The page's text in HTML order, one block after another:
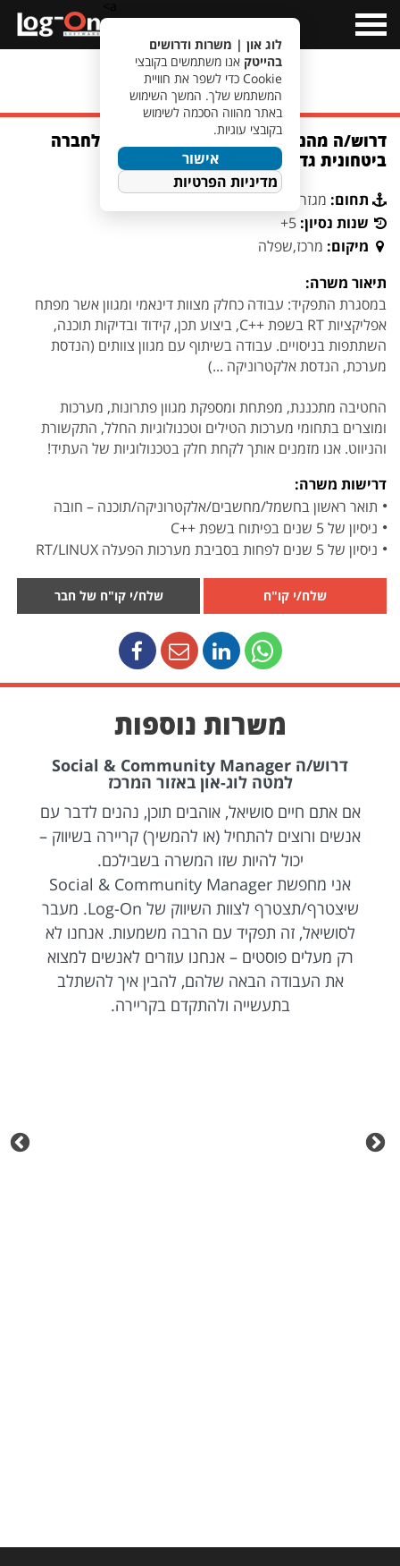
Menu
מעבר לחיפוש משרות
דרוש/ה מהנדס/ת תוכנה אפליקציות RT לחברה
ביטחונית גדולה באזור המרכז
תחום: מגזר ביטחוני
שנות נסיון: 5+
מיקום: מרכז,שפלה
תיאור משרה:
במסגרת התפקיד: עבודה כחלק מצוות דינאמי ומגוון אשר מפתח
אפליקציות RT בשפת ++C, ביצוע תכן, קידוד ובדיקות תוכנה,
השתתפות בניסויים. עבודה בשיתוף עם מגוון צוותים (הנדסת
מערכת, הנדסת אלקטרוניקה ...)
החטיבה מתכננת, מפתחת ומספקת מגוון פתרונות, מערכות
ומוצרים בתחומי מערכות הטילים וטכנולוגיות החלל, התקשורת
והניווט. אנו מזמנים אותך לקחת חלק בטכנולוגיות של העתיד!
דרישות משרה:
תואר ראשון בחשמל/מחשבים/אלקטרוניקה/תוכנה – חובה
ניסיון של 5 שנים בפיתוח בשפת ++C
ניסיון של 5 שנים לפחות בסביבת מערכות הפעלה RT/LINUX
שלח/י קו"ח שלח/י קו"ח של חבר
משרות נוספות
דרוש/ה Social & Community Manager
למטה לוג-און באזור המרכז
אם אתם חיים סושיאל, אוהבים תוכן, נהנים לדבר עם
אנשים ורוצים להתחיל (או להמשיך) קריירה בשיווק –
יכול להיות שזו המשרה בשבילכם.
אני מחפשת Social & Community Manager
שיצטרף/תצטרף לצוות השיווק של Log-On. מעבר
לסושיאל, זה תפקיד עם הרבה משמעות. אנחנו לא
רק מעלים פוסטים – אנחנו עוזרים לאנשים למצוא
את העבודה הבאה שלהם, להבין איך להשתלב
בתעשייה ולהתקדם בקריירה.
לוג און | משרות ודרושים
בהייטק אנו משתמשים בקובצי
Cookie כדי לשפר את חוויית
המשתמש שלך. המשך השימוש
באתר מהווה הסכמה לשימוש
בקובצי עוגיות.
אישור
מדיניות הפרטיות